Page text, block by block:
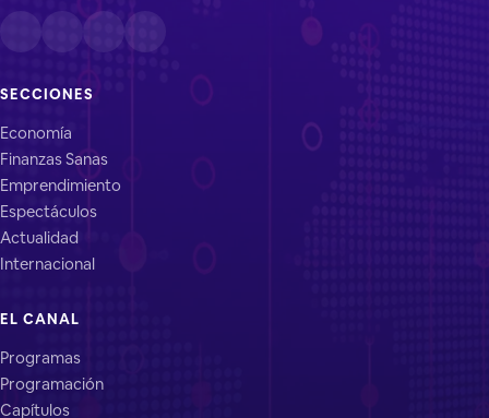
SECCIONES
Economía
Finanzas Sanas
Emprendimiento
Espectáculos
Actualidad
Internacional
EL CANAL
Programas
Programación
Capítulos